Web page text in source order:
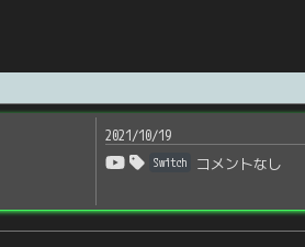
2021/10/19
Switch
コメントなし